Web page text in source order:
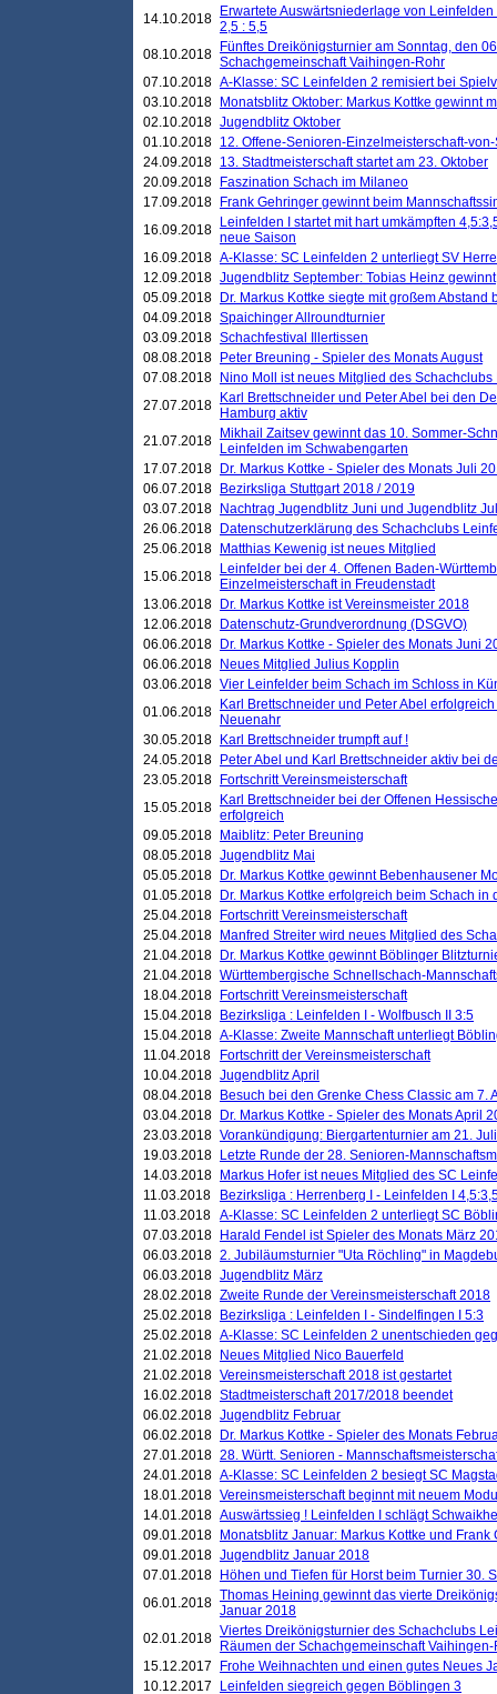
14.10.2018
Erwartete Auswärtsniederlage von
2,5 : 5,5
08.10.2018
Fünftes Dreikönigsturnier am Sonntag, den
Schachgemeinschaft Vaihingen-Rohr
07.10.2018 A-Klasse: SC Leinfelden 2 remisiert bei
03.10.2018
Monatsblitz Oktober: Markus Kottke gewinnt
02.10.2018 Jugendblitz Oktober
01.10.2018 12. Offene-Senioren-Einzelmeisterschaft-
24.09.2018 13. Stadtmeisterschaft startet am 23. Oktober
20.09.2018
Faszination Schach im Milaneo
17.09.2018
Frank Gehringer gewinnt beim
16.09.2018
Leinfelden I startet mit hart umkämpften
neue Saison
16.09.2018 A-Klasse: SC Leinfelden 2 unterliegt SV
12.09.2018 Jugendblitz September: Tobias Heinz gewinnt
05.09.2018
Dr. Markus Kottke siegte mit großem
04.09.2018 Spaichinger Allroundturnier
03.09.2018 Schachfestival Illertissen
08.08.2018
Peter Breuning - Spieler des Monats August
07.08.2018
Nino Moll ist neues Mitglied des
27.07.2018
Karl Brettschneider und Peter Abel bei den
Hamburg aktiv
21.07.2018
Mikhail Zaitsev gewinnt das 10. Sommer-
Leinfelden im Schwabengarten
17.07.2018
Dr. Markus Kottke - Spieler des Monats Juli
06.07.2018
Bezirksliga Stuttgart 2018 / 2019
03.07.2018
Nachtrag Jugendblitz Juni und Jugendblitz
26.06.2018
Datenschutzerklärung des Schachclubs
25.06.2018
Matthias Kewenig ist neues Mitglied
15.06.2018
Leinfelder bei der 4. Offenen Baden-
Einzelmeisterschaft in Freudenstadt
13.06.2018
Dr. Markus Kottke ist Vereinsmeister 2018
12.06.2018
Datenschutz-Grundverordnung (DSGVO)
06.06.2018
Dr. Markus Kottke - Spieler des Monats Juni
06.06.2018
Neues Mitglied Julius Kopplin
03.06.2018 Vier Leinfelder beim Schach im Schloss in
01.06.2018
Karl Brettschneider und Peter Abel
Neuenahr
30.05.2018
Karl Brettschneider trumpft auf !
24.05.2018
Peter Abel und Karl Brettschneider aktiv bei
23.05.2018
Fortschritt Vereinsmeisterschaft
15.05.2018
Karl Brettschneider bei der Offenen
erfolgreich
09.05.2018
Maiblitz: Peter Breuning
08.05.2018 Jugendblitz Mai
05.05.2018
Dr. Markus Kottke gewinnt Bebenhausener
01.05.2018
Dr. Markus Kottke erfolgreich beim Schach
25.04.2018
Fortschritt Vereinsmeisterschaft
25.04.2018
Manfred Streiter wird neues Mitglied des
21.04.2018
Dr. Markus Kottke gewinnt Böblinger
21.04.2018 Württembergische Schnellschach-
18.04.2018
Fortschritt Vereinsmeisterschaft
15.04.2018
Bezirksliga : Leinfelden I - Wolfbusch II 3:5
15.04.2018 A-Klasse: Zweite Mannschaft unterliegt
11.04.2018
Fortschritt der Vereinsmeisterschaft
10.04.2018 Jugendblitz April
08.04.2018
Besuch bei den Grenke Chess Classic am 7.
03.04.2018
Dr. Markus Kottke - Spieler des Monats April
23.03.2018 Vorankündigung: Biergartenturnier am 21.
19.03.2018
Letzte Runde der 28. Senioren-
14.03.2018
Markus Hofer ist neues Mitglied des SC
11.03.2018
Bezirksliga : Herrenberg I - Leinfelden I
11.03.2018 A-Klasse: SC Leinfelden 2 unterliegt SC
07.03.2018
Harald Fendel ist Spieler des Monats März
06.03.2018 2. Jubiläumsturnier "Uta Röchling" in
06.03.2018 Jugendblitz März
28.02.2018 Zweite Runde der Vereinsmeisterschaft 2018
25.02.2018
Bezirksliga : Leinfelden I - Sindelfingen I 5:3
25.02.2018 A-Klasse: SC Leinfelden 2 unentschieden
21.02.2018
Neues Mitglied Nico Bauerfeld
21.02.2018 Vereinsmeisterschaft 2018 ist gestartet
16.02.2018 Stadtmeisterschaft 2017/2018 beendet
06.02.2018 Jugendblitz Februar
06.02.2018
Dr. Markus Kottke - Spieler des Monats
27.01.2018 28. Württ. Senioren -
24.01.2018 A-Klasse: SC Leinfelden 2 besiegt SC
18.01.2018 Vereinsmeisterschaft beginnt mit neuem
14.01.2018 Auswärtssieg ! Leinfelden I schlägt
09.01.2018
Monatsblitz Januar: Markus Kottke und
09.01.2018 Jugendblitz Januar 2018
07.01.2018
Höhen und Tiefen für Horst beim Turnier 30.
06.01.2018 Thomas Heining gewinnt das vierte
Januar 2018
02.01.2018 Viertes Dreikönigsturnier des Schachclubs
Räumen der Schachgemeinschaft
15.12.2017
Frohe Weihnachten und einen gutes Neues
10.12.2017
Leinfelden siegreich gegen Böblingen 3